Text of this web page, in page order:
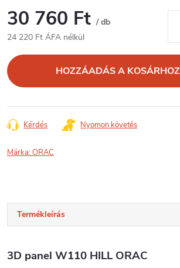
30 760 Ft / db
24 220 Ft ÁFA nélkül
HOZZÁADÁS A KOSÁRHOZ
Kérdés Nyomon követés
Márka:ORAC
Termékleírás
3D panel W110 HILL ORAC